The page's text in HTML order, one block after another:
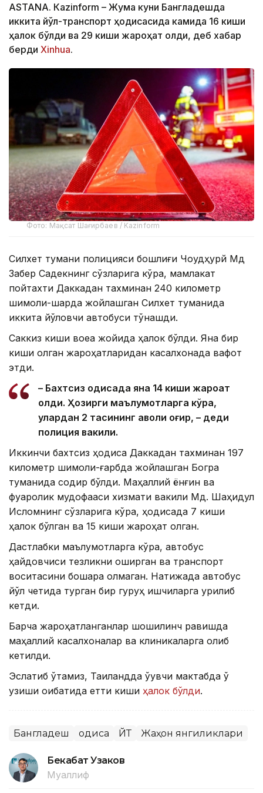
ASTANА. Кazinform – Жума куни Бангладешда
иккита йўл-транспорт ҳодисасида камида 16 киши
ҳалок бўлди ва 29 киши жароҳат олди, деб хабар
берди Xinhua.
Фото: Мақсат Шағирбаев / Kazinform
Силхет тумани полицияси бошлиғи Чоудҳурй Мд
Забер Садекнинг сўзларига кўра, мамлакат
пойтахти Даккадан тахминан 240 километр
шимоли-шарқда жойлашган Силхет туманида
иккита йўловчи автобуси тўқнашди.
Саккиз киши воқеа жойида ҳалок бўлди. Яна бир
киши олган жароҳатларидан касалхонада вафот
этди.
– Бахтсиз ҳодисада яна 14 киши жароҳат
олди. Ҳозирги маълумотларга кўра,
улардан 2 тасининг аҳволи оғир, – деди
полиция вакили.
Иккинчи бахтсиз ҳодиса Даккадан тахминан 197
километр шимоли-ғарбда жойлашган Богра
туманида содир бўлди. Маҳаллий ёнғин ва
фуқаролик мудофааси хизмати вакили Мд. Шаҳидул
Исломнинг сўзларига кўра, ҳодисада 7 киши
ҳалок бўлган ва 15 киши жароҳат олган.
Дастлабки маълумотларга кўра, автобус
ҳайдовчиси тезликни оширган ва транспорт
воситасини бошқара олмаган. Натижада автобус
йўл четида турган бир гуруҳ ишчиларга урилиб
кетди.
Барча жароҳатланганлар шошилинч равишда
маҳаллий касалхоналар ва клиникаларга олиб
кетилди.
Эслатиб ўтамиз, Таиландда ўқувчи мактабда ўқ
узиши оқибатида етти киши ҳалок бўлди.
Бангладеш Ҳодиса ЙТҲ Жаҳон янгиликлари
Бекабат Узаков
Муаллиф